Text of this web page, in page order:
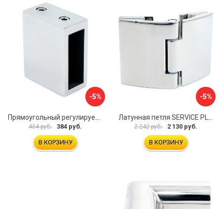
-5%
Прямоугольный регулируемый коннектор трек-стена SERVICE PLUS CK-106D30-PC
404 руб. 384 руб.
В КОРЗИНУ
-5%
Латунная петля SERVICE PLUS CL-905-PC
2 242 руб. 2 130 руб.
В КОРЗИНУ